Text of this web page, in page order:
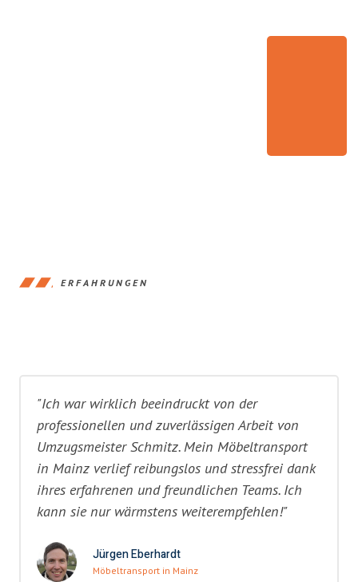
ERFAHRUNGEN
"Ich war wirklich beeindruckt von der
professionellen und zuverlässigen Arbeit von
Umzugsmeister Schmitz. Mein Möbeltransport
in Mainz verlief reibungslos und stressfrei dank
ihres erfahrenen und freundlichen Teams. Ich
kann sie nur wärmstens weiterempfehlen!"
Jürgen Eberhardt
Möbeltransport in Mainz